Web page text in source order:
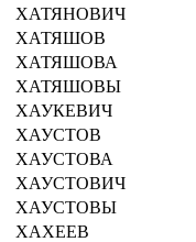
ХАТЯНОВИЧ
ХАТЯШОВ
ХАТЯШОВА
ХАТЯШОВЫ
ХАУКЕВИЧ
ХАУСТОВ
ХАУСТОВА
ХАУСТОВИЧ
ХАУСТОВЫ
ХАХЕЕВ